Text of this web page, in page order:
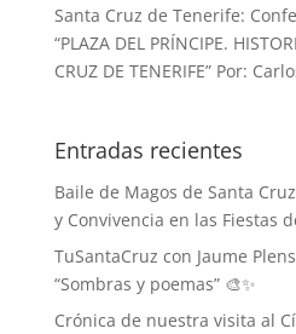
Santa Cruz de Tenerife:
“PLAZA DEL PRÍNCIPE.
CRUZ DE TENERIFE” Por:
Entradas recientes
Baile de Magos de Santa
y Convivencia en las Fiestas
TuSantaCruz con Jaume
“Sombras y poemas” 🎨✨
Crónica de nuestra visita al